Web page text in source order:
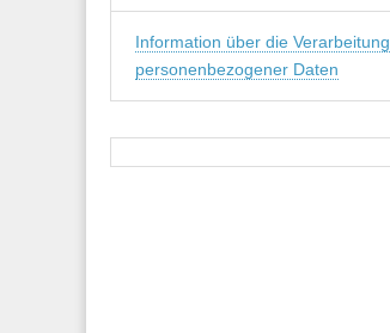
Information über die Verarbeitung
personenbezogener Daten